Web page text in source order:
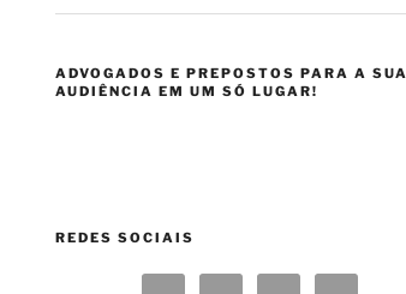
ADVOGADOS E PREPOSTOS PARA A SUA
AUDIÊNCIA EM UM SÓ LUGAR!
REDES SOCIAIS